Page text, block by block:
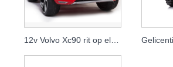
12v Volvo Xc90 rit op elektrische kinderauto's